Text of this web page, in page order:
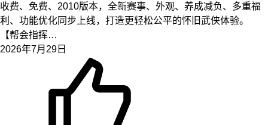
收费、免费、2010版本，全新赛事、外观、养成减负、多重福
利、功能优化同步上线，打造更轻松公平的怀旧武侠体验。
【帮会指挥…
2026年7月29日